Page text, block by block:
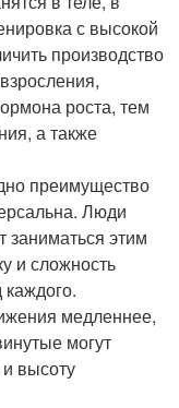
с высокой
производство
роста, тем
а также
преимущество
Люди
заниматься этим
и сложность
медленнее,
могут
высоту